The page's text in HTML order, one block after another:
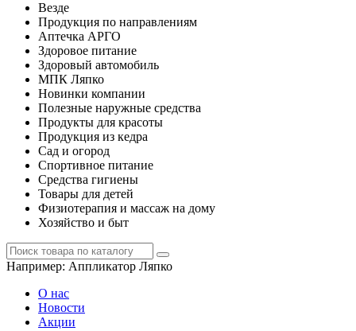
Везде
Продукция по направлениям
Аптечка АРГО
Здоровое питание
Здоровый автомобиль
МПК Ляпко
Новинки компании
Полезные наружные средства
Продукты для красоты
Продукция из кедра
Сад и огород
Спортивное питание
Средства гигиены
Товары для детей
Физиотерапия и массаж на дому
Хозяйство и быт
Например: Аппликатор Ляпко
О нас
Новости
Акции